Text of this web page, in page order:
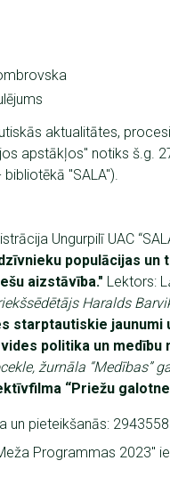
aktualitātes,
apstākļos" notiks š.g.
"SALA").
Ungurpilī UAC
populācijas un
aizstāvība." Lektors: L
Haralds
starptautiskie jaunumi
politika un medību
žurnāla “Medības”
“Priežu
un pieteikšanās:
Programmas 2023"